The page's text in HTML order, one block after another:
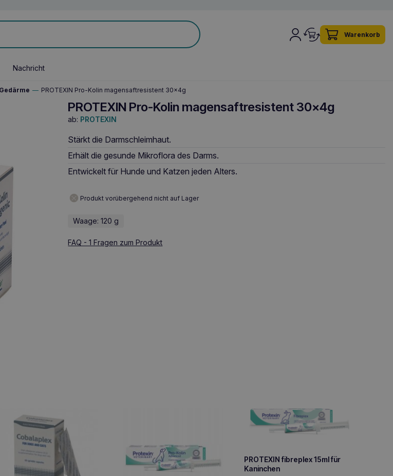
Warenkorb
Nachricht
— PROTEXIN Pro-Kolin magensaftresistent 30x4g
PROTEXIN Pro-Kolin magensaftresistent 30x4g
ab: PROTEXIN
Stärkt die Darmschleimhaut.
Erhält die gesunde Mikroflora des Darms.
Entwickelt für Hunde und Katzen jeden Alters.
Produkt vorübergehend nicht auf Lager
Waage: 120 g
FAQ - 1 Fragen zum Produkt
PROTEXIN fibreplex 15ml für
Kaninchen